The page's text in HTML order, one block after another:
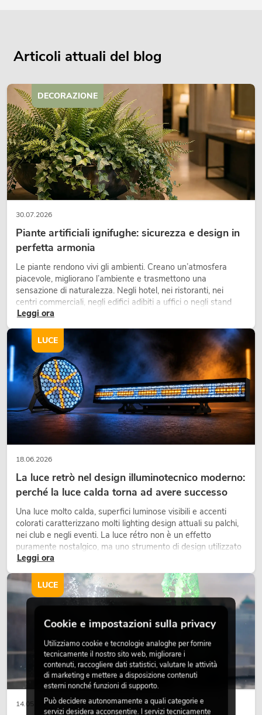
Articoli attuali del blog
30.07.2026
Piante artificiali ignifughe: sicurezza e design in
perfetta armonia
Le piante rendono vivi gli ambienti. Creano un’atmosfera
piacevole, migliorano l’ambiente e trasmettono una
sensazione di naturalezza. Negli hotel, nei ristoranti, nei
centri commerciali, negli edifici adibiti a uffici o negli stand
fieristici, una vegetazione di alta qualità è ormai parte
Leggi ora
DECORAZIONE
18.06.2026
La luce retrò nel design illuminotecnico moderno:
perché la luce calda torna ad avere successo
Una luce molto calda, superfici luminose visibili e accenti
colorati caratterizzano molti lighting design attuali su palchi,
nei club e negli eventi. La luce rétro non è un effetto
puramente nostalgico, ma uno strumento di design utilizzato
in modo consapevole: crea atmosfera, dona carattere alle
Leggi ora
LUCE
14.05.2026
LUCE
Cookie e impostazioni sulla privacy
Utilizziamo cookie e tecnologie analoghe per fornire
tecnicamente il nostro sito web, migliorare i
contenuti, raccogliere dati statistici, valutare le attività
di marketing e mettere a disposizione contenuti
esterni nonché funzioni di supporto.
Può decidere autonomamente a quali categorie e
servizi desidera acconsentire. I servizi tecnicamente